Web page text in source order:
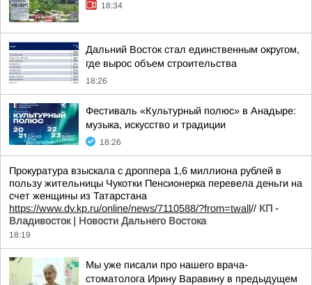
18:34
Дальний Восток стал единственным округом,
где вырос объем строительства
18:26
Фестиваль «Культурный полюс» в Анадыре:
музыка, искусство и традиции
18:26
Прокуратура взыскала с дроппера 1,6 миллиона рублей в
пользу жительницы Чукотки Пенсионерка перевела деньги на
счет женщины из Татарстана
https://www.dv.kp.ru/online/news/7110588/?from=twall// КП -
Владивосток | Новости Дальнего Востока
18:19
Мы уже писали про нашего врача-
стоматолога Ирину Варавину в предыдущем